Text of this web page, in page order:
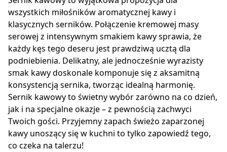
wszystkich miłośników aromatycznej kawy i
klasycznych serników. Połączenie kremowej masy
serowej z intensywnym smakiem kawy sprawia, że
każdy kęs tego deseru jest prawdziwą ucztą dla
podniebienia. Delikatny, ale jednocześnie wyrazisty
smak kawy doskonale komponuje się z aksamitną
konsystencją sernika, tworząc idealną harmonię.
Sernik kawowy to świetny wybór zarówno na co dzień,
jak i na specjalne okazje – z pewnością zachwyci
Twoich gości. Przyjemny zapach świeżo zaparzonej
kawy unoszący się w kuchni to tylko zapowiedź tego,
co czeka na talerzu!